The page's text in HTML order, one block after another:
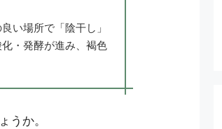
い場所で「陰干し」
・発酵が進み、褐色
うか。